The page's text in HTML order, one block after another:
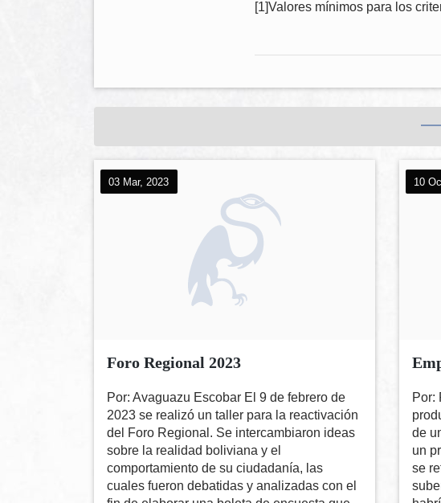
[1]Valores mínimos para los
03 Mar, 2023
Foro Regional 2023
Por: Avaguazu Escobar El 9 de febrero de
2023 se realizó un taller para la reactivación
del Foro Regional. Se intercambiaron ideas
sobre la realidad boliviana y el
comportamiento de su ciudadanía, las
cuales fueron debatidas y analizadas con el
10
Por:
de
un
se